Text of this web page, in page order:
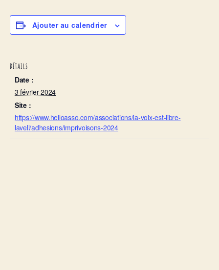
Ajouter au calendrier
DÉTAILS
Date :
3 février 2024
Site :
https://www.helloasso.com/associations/la-voix-est-libre-
laveli/adhesions/imprivoisons-2024